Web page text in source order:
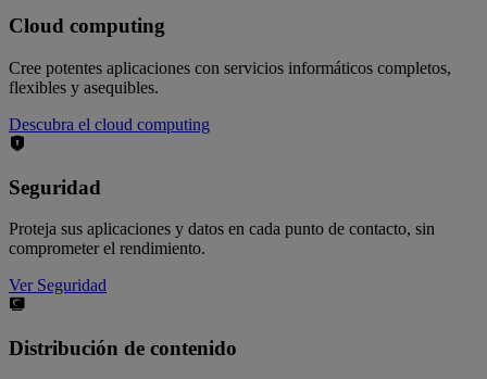
Cloud computing
Cree potentes aplicaciones con servicios informáticos completos,
flexibles y asequibles.
Descubra el cloud computing
Seguridad
Proteja sus aplicaciones y datos en cada punto de contacto, sin
comprometer el rendimiento.
Ver Seguridad
Distribución de contenido